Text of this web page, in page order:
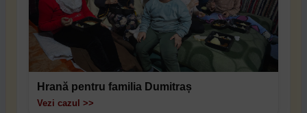
Hrană pentru familia Dumitraș
Vezi cazul >>